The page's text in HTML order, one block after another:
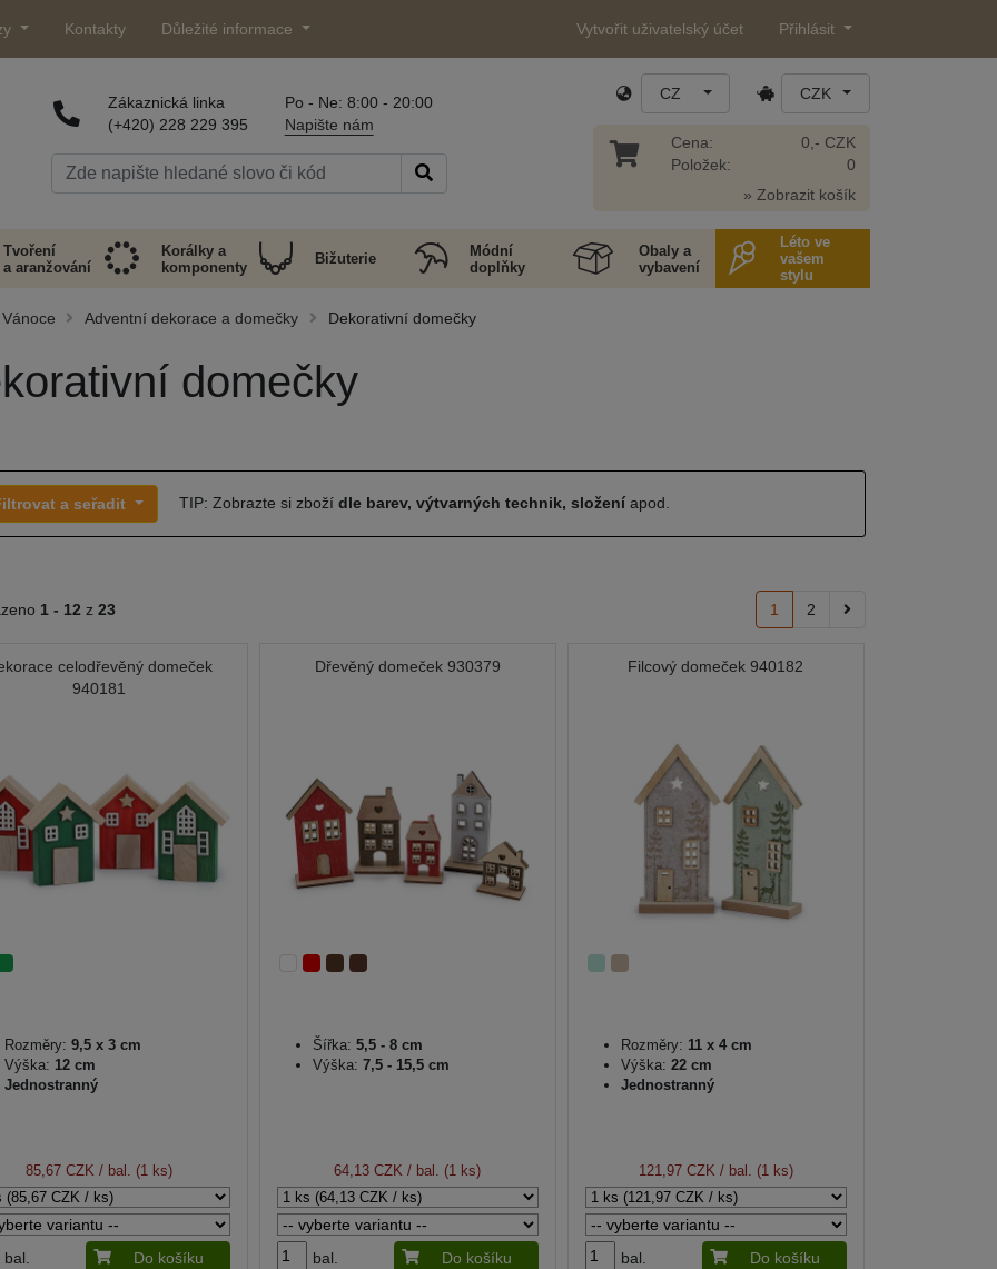
Kontakty Důležité informace Vytvořit uživatelský účet Přihlásit
Zákaznická linka
(+420) 228 229 395
Po - Ne: 8:00 - 20:00
Napište nám
CZ CZK
Cena:
Položek:
0,- CZK
0
» Zobrazit košík
Tvoření
a aranžování
Korálky a
komponenty
Bižuterie
Módní
doplňky
Obaly a
vybavení
Léto ve
vašem
stylu
Vánoce Adventní dekorace a domečky Dekorativní domečky
domečky
a seřadit TIP: Zobrazte si zboží dle barev, výtvarných technik, složeníapod.
1 - 12 z 23 1 2
celodřevěný domeček
940181
Rozměry: 9,5 x 3 cm
Výška: 12 cm
Jednostranný
85,67 CZK / bal. (1 ks)
bal. Do košíku
Dřevěný domeček 930379
Šířka: 5,5 - 8 cm
Výška: 7,5 - 15,5 cm
64,13 CZK / bal. (1 ks)
bal. Do košíku
Filcový domeček 940182
Rozměry: 11 x 4 cm
Výška: 22 cm
Jednostranný
121,97 CZK / bal. (1 ks)
bal. Do košíku